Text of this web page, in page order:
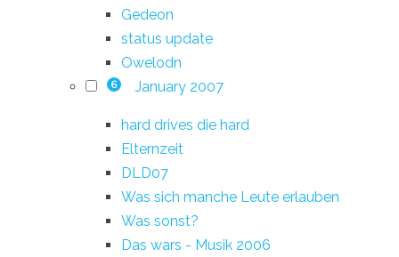
Gedeon
status update
Owelodn
6 January 2007
hard drives die hard
Elternzeit
DLD07
Was sich manche Leute erlauben
Was sonst?
Das wars - Musik 2006